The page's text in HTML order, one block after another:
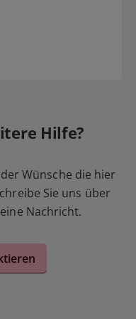
Hilfe?
Wünsche die hier
Sie uns über
eine Nachricht.